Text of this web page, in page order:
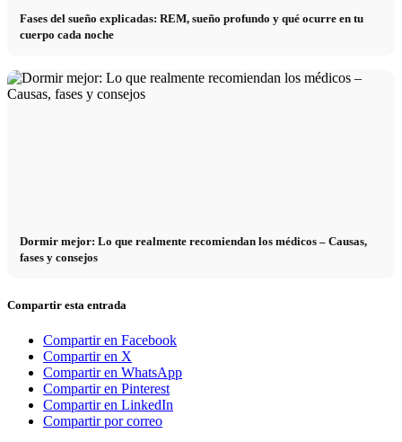
Fases del sueño explicadas: REM, sueño profundo y qué ocurre en tu
cuerpo cada noche
Dormir mejor: Lo que realmente recomiendan los médicos – Causas,
fases y consejos
Compartir esta entrada
Compartir en Facebook
Compartir en X
Compartir en WhatsApp
Compartir en Pinterest
Compartir en LinkedIn
Compartir por correo